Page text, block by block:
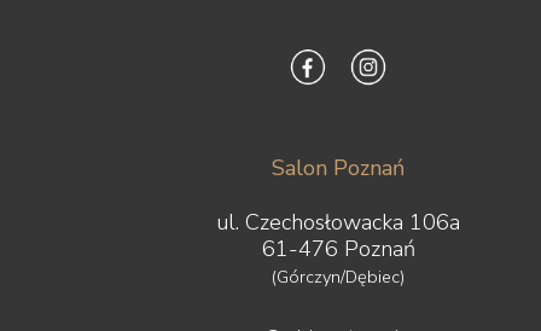
Salon Poznań
ul. Czechosłowacka 106a
61-476 Poznań
(Górczyn/Dębiec)